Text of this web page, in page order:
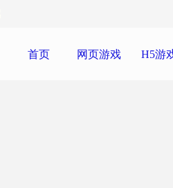
首页 网页游戏 H5游